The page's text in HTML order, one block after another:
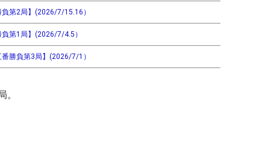
第2局】(2026/7/15.16）
第1局】(2026/7/4.5）
勝負第3局】(2026/7/1）